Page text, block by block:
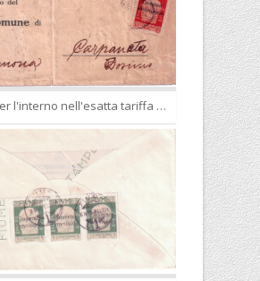
stampa per l'interno nell'esatta tariffa 10 cent.